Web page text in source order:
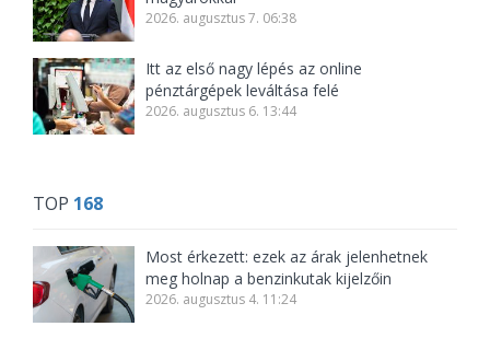
2026. augusztus 7. 06:38
Itt az első nagy lépés az online
pénztárgépek leváltása felé
2026. augusztus 6. 13:44
TOP 168
Most érkezett: ezek az árak jelenhetnek
meg holnap a benzinkutak kijelzőin
2026. augusztus 4. 11:24